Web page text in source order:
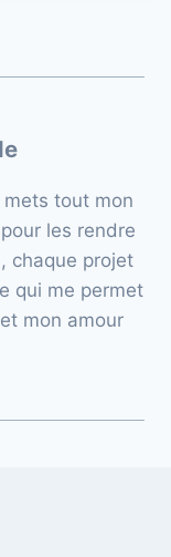
tout mon
les rendre
chaque projet
qui me permet
mon amour